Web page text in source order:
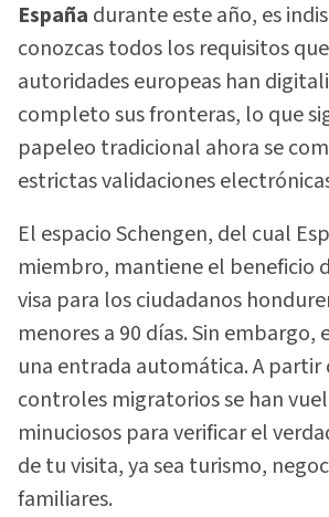
España durante este año, es
conozcas todos los requisitos
autoridades europeas han
completo sus fronteras, lo que
papeleo tradicional ahora se
estrictas validaciones
El espacio Schengen, del cual
miembro, mantiene el beneficio
visa para los ciudadanos
menores a 90 días. Sin embargo,
una entrada automática. A partir
controles migratorios se han
minuciosos para verificar el
de tu visita, ya sea turismo,
familiares.